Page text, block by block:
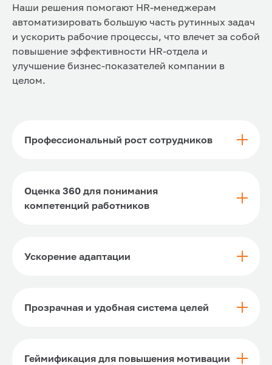
Наши решения помогают HR-менеджерам
автоматизировать большую часть рутинных задач
и ускорить рабочие процессы, что влечет за собой
повышение эффективности HR-отдела и
улучшение бизнес-показателей компании в
целом.
Профессиональный рост сотрудников
Оценка 360 для понимания
компетенций работников
Ускорение адаптации
Прозрачная и удобная система целей
Геймификация для повышения мотивации